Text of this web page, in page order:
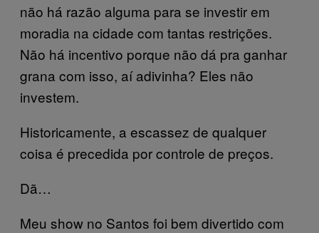
não há razão alguma para se investir em
moradia na cidade com tantas restrições.
Não há incentivo porque não dá pra ganhar
grana com isso, aí adivinha? Eles não
investem.
Historicamente, a escassez de qualquer
coisa é precedida por controle de preços.
Dã…
Meu show no Santos foi bem divertido com